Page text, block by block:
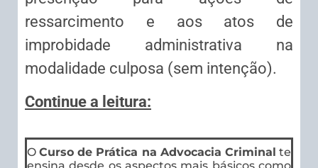
ressarcimento e aos atos de
improbidade administrativa na
modalidade culposa (sem intenção).
Continue a leitura:
OCurso de Prática na Advocacia Criminal te